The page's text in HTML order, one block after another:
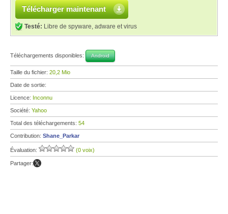
Télécharger maintenant
Testé: Libre de spyware, adware et virus
Téléchargements disponibles: Android
Taille du fichier: 20,2 Mio
Date de sortie:
Licence: Inconnu
Société: Yahoo
Total des téléchargements: 54
Contribution: Shane_Parkar
Évaluation: (0 voix)
Partager: